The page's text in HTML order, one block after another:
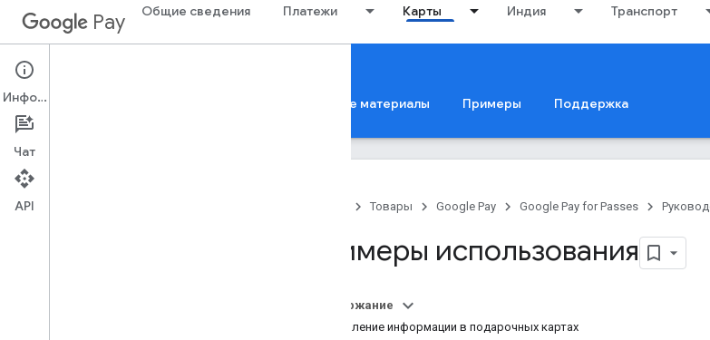
Pay Общие сведения Платежи Карты Индия Транспорт
Google Pay for Passes
Главная страница Справочные материалы Примеры Поддержка
Товары Google Pay Google Pay for Passes
Примеры использования
Содержание
Обновление информации в подарочных картах
Информация
Чат
API